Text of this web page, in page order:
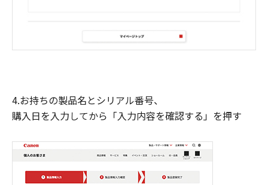
4.お持ちの製品名とシリアル番号、
購入日を入力してから「入力内容を確認する」を押す